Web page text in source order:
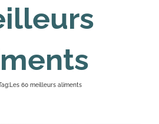
Les 60 meilleurs aliments